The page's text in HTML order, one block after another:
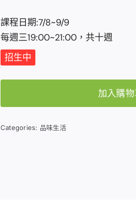
課程日期:7/8~9/9
每週三19:00~21:00，共十週
招生中
加入購
Categories: 品味生活